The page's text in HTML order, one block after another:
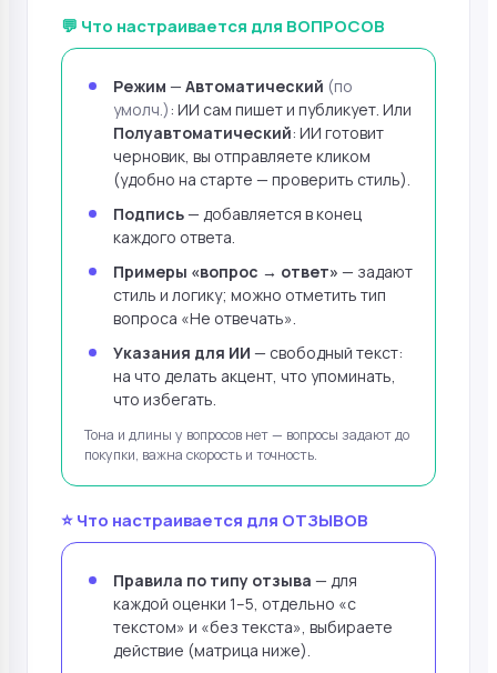
💬 Что настраивается для ВОПРОСОВ
Режим — Автоматический (по
умолч.): ИИ сам пишет и публикует. Или
Полуавтоматический: ИИ готовит
черновик, вы отправляете кликом
(удобно на старте — проверить стиль).
Подпись— добавляется в конец
каждого ответа.
Примеры «вопрос → ответ» — задают
стиль и логику; можно отметить тип
вопроса «Не отвечать».
Указания для ИИ — свободный текст:
на что делать акцент, что упоминать,
что избегать.
Тона и длины у вопросов нет — вопросы задают до
покупки, важна скорость и точность.
⭐ Что настраивается для ОТЗЫВОВ
Правила по типу отзыва — для
каждой оценки 1–5, отдельно «с
текстом» и «без текста», выбираете
действие (матрица ниже).